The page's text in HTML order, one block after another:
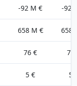
-92 M € -92
658 M € 658
76 € 76
5 € 5